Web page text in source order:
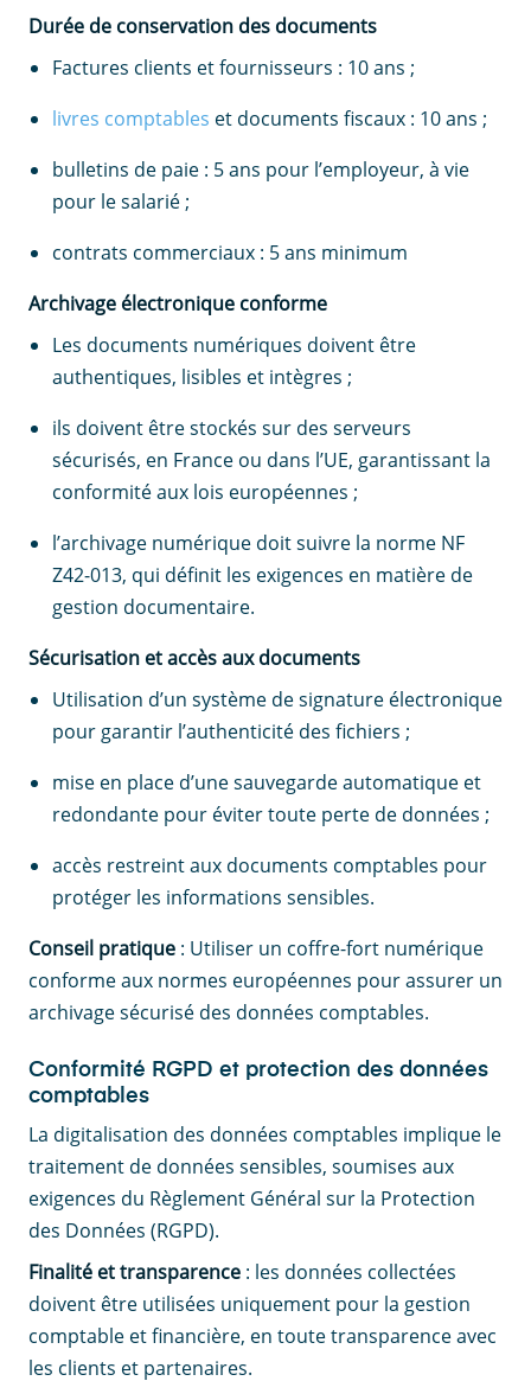
Durée de conservation des documents
Factures clients et fournisseurs : 10 ans ;
livres comptables et documents fiscaux : 10 ans ;
bulletins de paie : 5 ans pour l’employeur, à vie
pour le salarié ;
contrats commerciaux : 5 ans minimum
Archivage électronique conforme
Les documents numériques doivent être
authentiques, lisibles et intègres ;
ils doivent être stockés sur des serveurs
sécurisés, en France ou dans l’UE, garantissant la
conformité aux lois européennes ;
l’archivage numérique doit suivre la norme NF
Z42-013, qui définit les exigences en matière de
gestion documentaire.
Sécurisation et accès aux documents
Utilisation d’un système de signature électronique
pour garantir l’authenticité des fichiers ;
mise en place d’une sauvegarde automatique et
redondante pour éviter toute perte de données ;
accès restreint aux documents comptables pour
protéger les informations sensibles.
Conseil pratique : Utiliser un coffre-fort numérique
conforme aux normes européennes pour assurer un
archivage sécurisé des données comptables.
Conformité RGPD et protection des données
comptables
La digitalisation des données comptables implique le
traitement de données sensibles, soumises aux
exigences du Règlement Général sur la Protection
des Données (RGPD).
Finalité et transparence : les données collectées
doivent être utilisées uniquement pour la gestion
comptable et financière, en toute transparence avec
les clients et partenaires.